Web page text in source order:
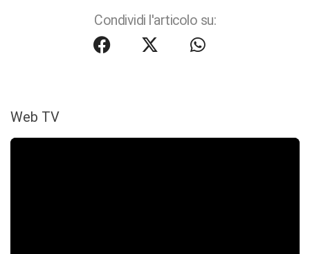
Condividi l'articolo su:
Web TV